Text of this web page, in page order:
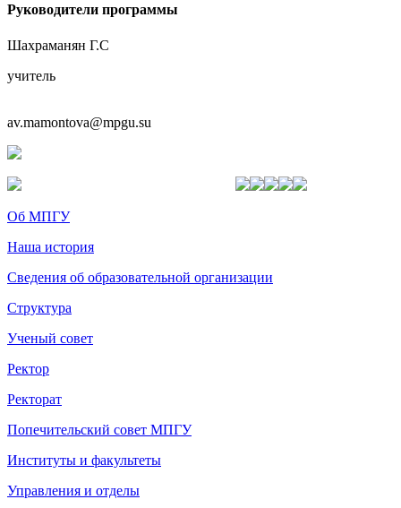
Руководители программы
Шахраманян Г.С
учитель
av.mamontova@mpgu.su
Об МПГУ
Наша история
Сведения об образовательной организации
Структура
Ученый совет
Ректор
Ректорат
Попечительский совет МПГУ
Институты и факультеты
Управления и отделы